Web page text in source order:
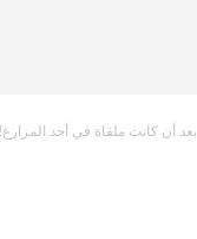
بعد أن كانت ملقاة في أحد